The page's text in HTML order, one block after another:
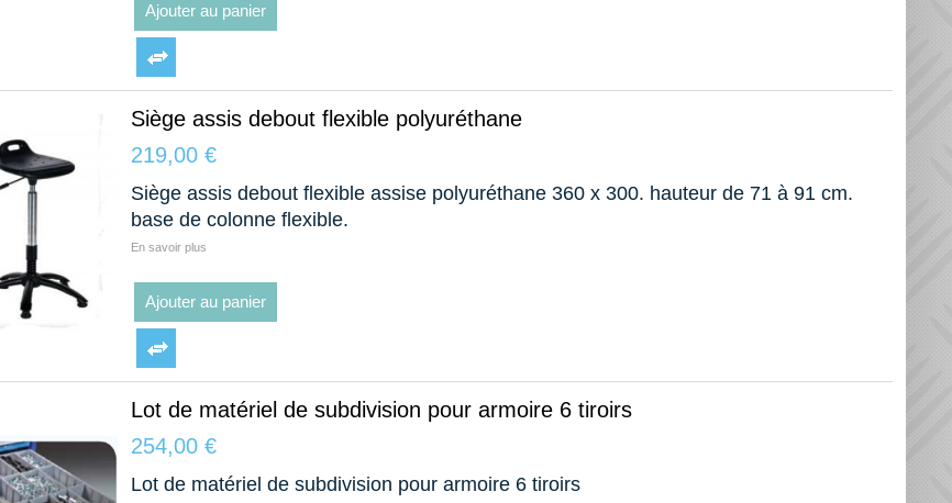
Ajouter au panier
Siège assis debout flexible polyuréthane
219,00 €
Siège assis debout flexible assise polyuréthane 360 x 300. hauteur de 71 à 91 cm.
base de colonne flexible.
En savoir plus
Ajouter au panier
Lot de matériel de subdivision pour armoire 6 tiroirs
254,00 €
Lot de matériel de subdivision pour armoire 6 tiroirs